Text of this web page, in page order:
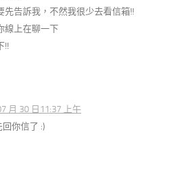
先告訴我，不然我很少去看信箱!!
線上在聊一下
!!
月 30 日11:37 上午
你信了 :)